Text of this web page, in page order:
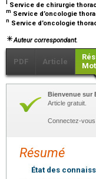
Service de chirurgie
m Service d’oncologie
n Service d’oncologie
Auteur correspondant.
PDF Article
Bienvenue sur
Article gratuit.
Connectez-
Résumé
État des